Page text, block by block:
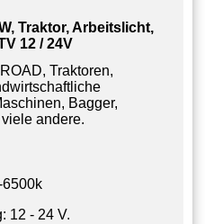
Traktor, Arbeitslicht,
12 / 24V
Traktoren,
Bagger,
andere.
6500k
12 - 24 V.